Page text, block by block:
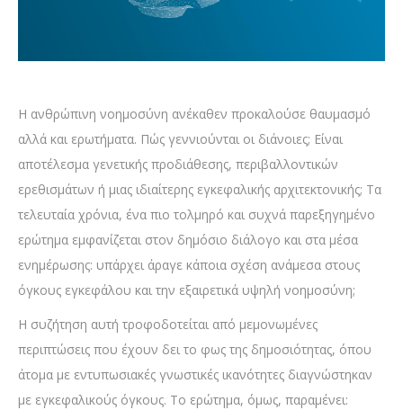
Η ανθρώπινη νοημοσύνη ανέκαθεν προκαλούσε θαυμασμό
αλλά και ερωτήματα. Πώς γεννιούνται οι διάνοιες; Είναι
αποτέλεσμα γενετικής προδιάθεσης, περιβαλλοντικών
ερεθισμάτων ή μιας ιδιαίτερης εγκεφαλικής αρχιτεκτονικής; Τα
τελευταία χρόνια, ένα πιο τολμηρό και συχνά παρεξηγημένο
ερώτημα εμφανίζεται στον δημόσιο διάλογο και στα μέσα
ενημέρωσης: υπάρχει άραγε κάποια σχέση ανάμεσα στους
όγκους εγκεφάλου και την εξαιρετικά υψηλή νοημοσύνη;
Η συζήτηση αυτή τροφοδοτείται από μεμονωμένες
περιπτώσεις που έχουν δει το φως της δημοσιότητας, όπου
άτομα με εντυπωσιακές γνωστικές ικανότητες διαγνώστηκαν
με εγκεφαλικούς όγκους. Το ερώτημα, όμως, παραμένει: